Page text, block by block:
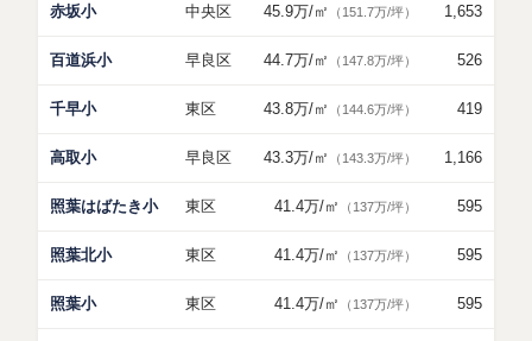
赤坂小 中央区 45.9万/㎡ （151.7万/坪） 1,653
百道浜小 早良区 44.7万/㎡ （147.8万/坪） 526
千早小 東区 43.8万/㎡ （144.6万/坪） 419
高取小 早良区 43.3万/㎡ （143.3万/坪） 1,166
照葉はばたき小 東区 41.4万/㎡ （137万/坪） 595
照葉北小 東区 41.4万/㎡ （137万/坪） 595
照葉小 東区 41.4万/㎡ （137万/坪） 595